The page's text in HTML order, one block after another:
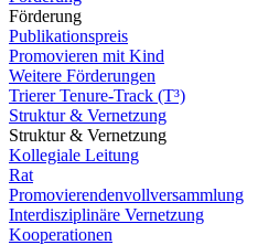
Förderung
Publikationspreis
Promovieren mit Kind
Weitere Förderungen
Trierer Tenure-Track (T³)
Struktur & Vernetzung
Struktur & Vernetzung
Kollegiale Leitung
Rat
Promovierendenvollversammlung
Interdisziplinäre Vernetzung
Kooperationen